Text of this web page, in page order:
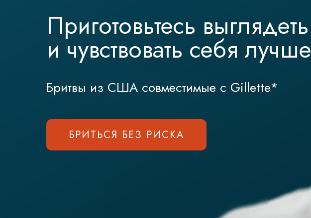
Бритвы из США совместимые с Gillette*
Приготовьтесь выглядеть
и чувствовать себя лучше
БРИТЬСЯ БЕЗ РИСКА